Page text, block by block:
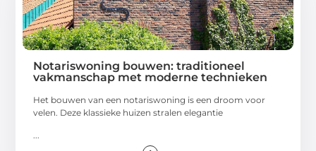
Notariswoning bouwen: traditioneel
vakmanschap met moderne technieken
Het bouwen van een notariswoning is een droom voor
velen. Deze klassieke huizen stralen elegantie